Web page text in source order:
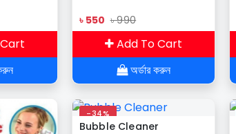
৳ 550 ৳ 990
Add To Cart
অর্ডার করুন
-34%
Bubble Cleaner